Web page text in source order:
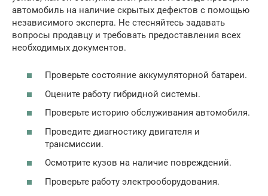
автомобиль на наличие скрытых дефектов с помощью
независимого эксперта. Не стесняйтесь задавать
вопросы продавцу и требовать предоставления всех
необходимых документов.
Проверьте состояние аккумуляторной батареи.
Оцените работу гибридной системы.
Проверьте историю обслуживания автомобиля.
Проведите диагностику двигателя и
трансмиссии.
Осмотрите кузов на наличие повреждений.
Проверьте работу электрооборудования.